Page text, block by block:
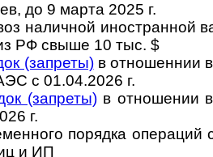
до 9 марта 2025 г.
наличной ино­ст­ран­ной
РФ свыше 10 тыс. $
(запреты)в отношеннии
с 01.04.2026 г.
(запреты)в отношении
г.
порядка опера­ций
и ИП